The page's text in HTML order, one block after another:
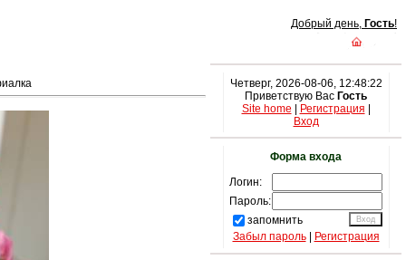
Добрый день, Гость!
Четверг, 2026-08-06, 12:48:22
Приветствую Вас Гость
Site home
Регистрация
Вход
Форма входа
Логин:
Пароль:
запомнить
Забыл пароль| Регистрация